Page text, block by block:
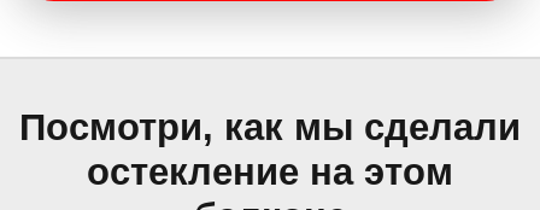
Посмотри, как мы сделали
остекление на этом